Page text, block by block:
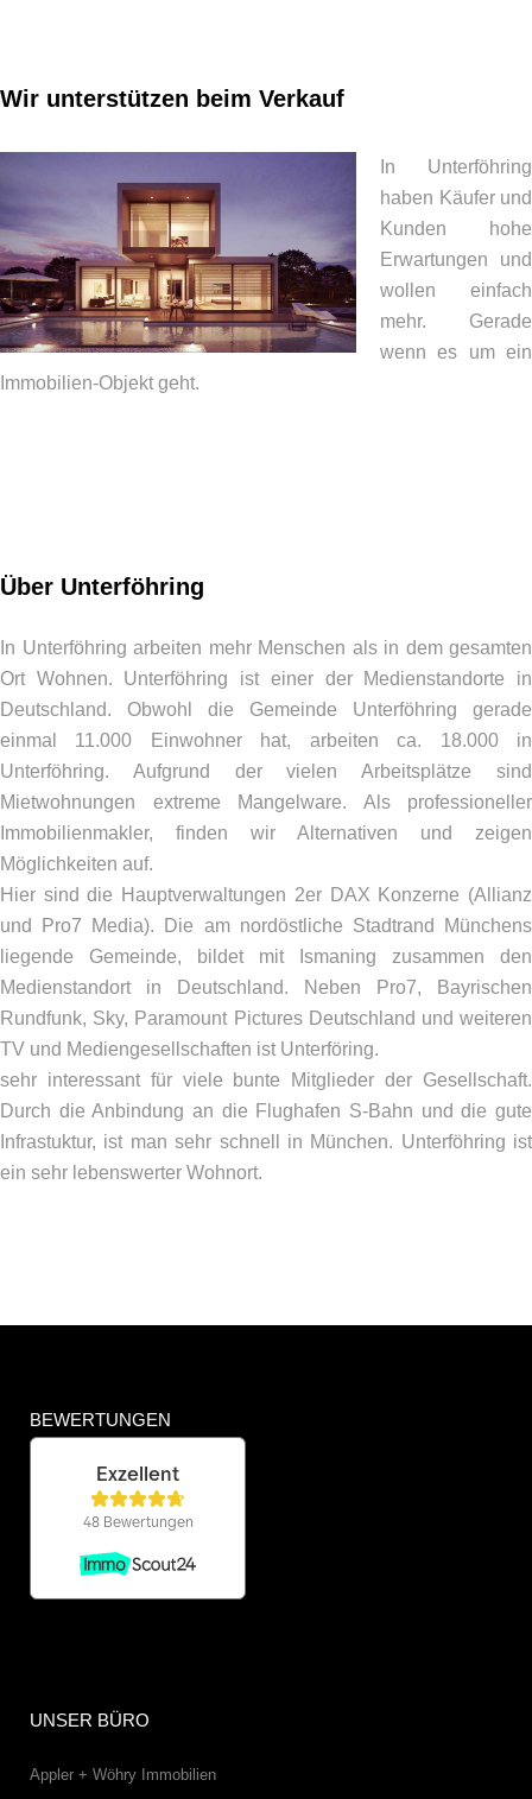
Wir unterstützen beim Verkauf
In Unterföhring
haben Käufer und
Kunden hohe
Erwartungen und
wollen einfach
mehr. Gerade
wenn es um ein
Immobilien-Objekt geht.
Über Unterföhring
In Unterföhring arbeiten mehr Menschen als in dem gesamten
Ort Wohnen. Unterföhring ist einer der Medienstandorte in
Deutschland. Obwohl die Gemeinde Unterföhring gerade
einmal 11.000 Einwohner hat, arbeiten ca. 18.000 in
Unterföhring. Aufgrund der vielen Arbeitsplätze sind
Mietwohnungen extreme Mangelware. Als professioneller
Immobilienmakler, finden wir Alternativen und zeigen
Möglichkeiten auf.
Hier sind die Hauptverwaltungen 2er DAX Konzerne (Allianz
und Pro7 Media). Die am nordöstliche Stadtrand Münchens
liegende Gemeinde, bildet mit Ismaning zusammen den
Medienstandort in Deutschland. Neben Pro7, Bayrischen
Rundfunk, Sky, Paramount Pictures Deutschland und weiteren
TV und Mediengesellschaften ist Unterföring.
sehr interessant für viele bunte Mitglieder der Gesellschaft.
Durch die Anbindung an die Flughafen S-Bahn und die gute
Infrastuktur, ist man sehr schnell in München. Unterföhring ist
ein sehr lebenswerter Wohnort.
BEWERTUNGEN
UNSER BÜRO
Appler + Wöhry Immobilien